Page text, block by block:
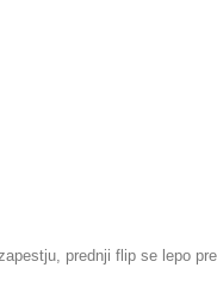
prednji flip se lepo